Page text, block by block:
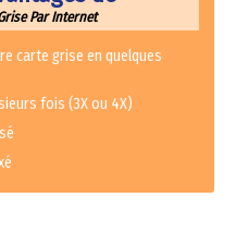
Par Internet
carte grise en quelques
fois (3X ou 4X)